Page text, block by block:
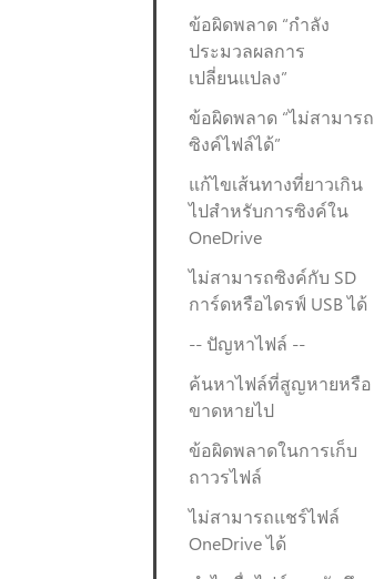
ข้อผิดพลาด “กำลัง
ประมวลผลการ
เปลี่ยนแปลง”
ข้อผิดพลาด “ไม่สามารถ
ซิงค์ไฟล์ได้”
แก้ไขเส้นทางที่ยาวเกิน
ไปสําหรับการซิงค์ใน
OneDrive
ไม่สามารถซิงค์กับ SD
การ์ดหรือไดรฟ์ USB ได้
-- ปัญหาไฟล์ --
ค้นหาไฟล์ที่สูญหายหรือ
ขาดหายไป
ข้อผิดพลาดในการเก็บ
ถาวรไฟล์
ไม่สามารถแชร์ไฟล์
OneDrive ได้